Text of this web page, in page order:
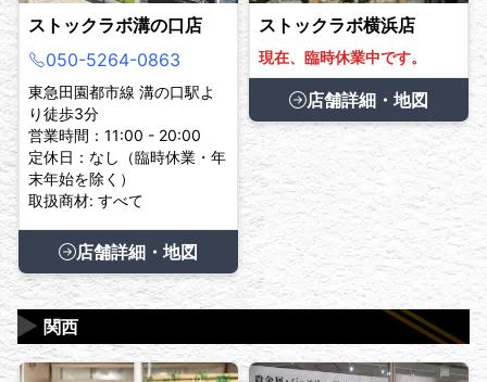
ストックラボ溝の口店
050-5264-0863
東急田園都市線 溝の口駅よ
り徒歩3分
営業時間：11:00 - 20:00
定休日：なし（臨時休業・年
末年始を除く）
取扱商材: すべて
店舗詳細・地図
ストックラボ横浜店
現在、臨時休業中です。
店舗詳細・地図
関西
▶